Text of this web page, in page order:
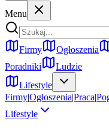
Menu
Firmy Ogłoszenia
Poradniki
Ludzie
Lifestyle
Firmy|Ogłoszenia|Praca|
Lifestyle